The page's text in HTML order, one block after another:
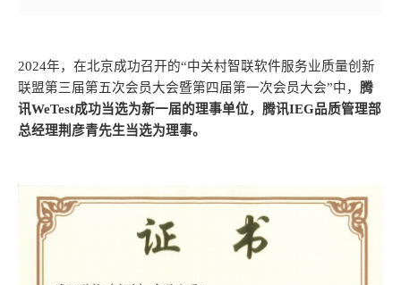
2024年，在北京成功召开的“中关村智联软件服务业质量创新
联盟第三届第五次会员大会暨第四届第一次会员大会”中， 腾
讯WeTest成功当选为新一届的理事单位， 腾讯IEG品质管理部
总经理荆彦青先生当选为理事。